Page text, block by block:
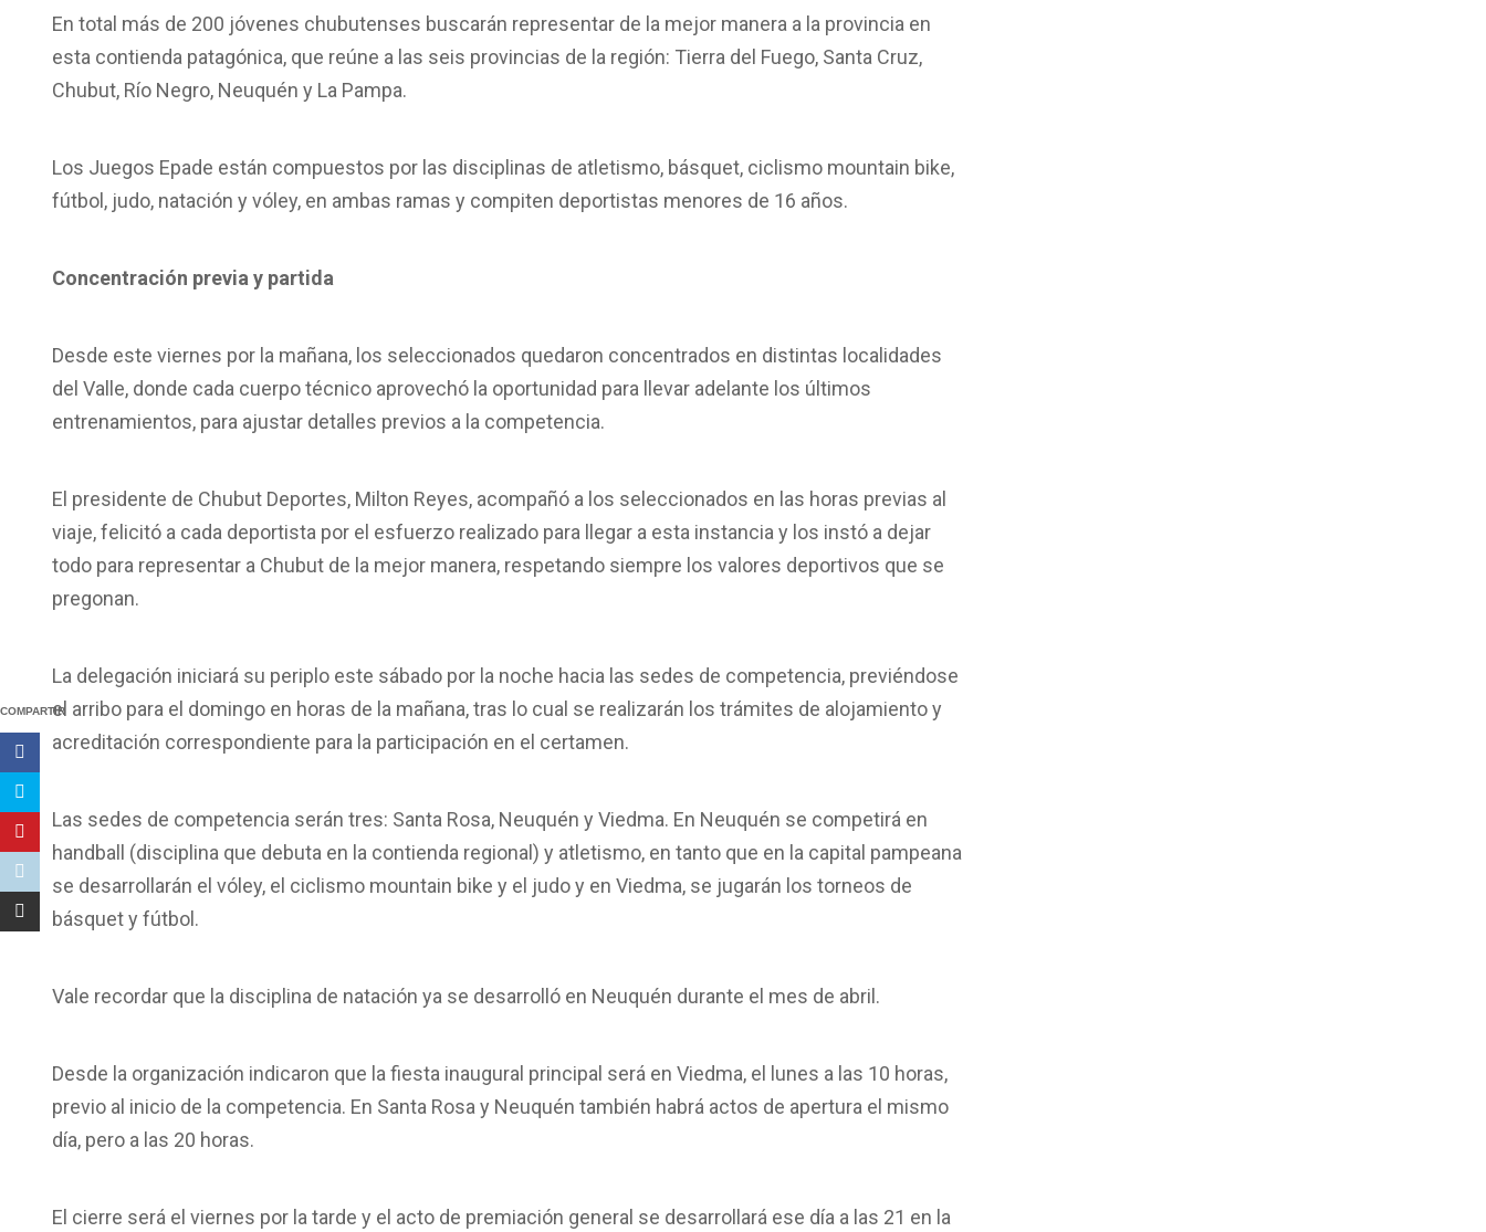
COMPARTIR
En total más de 200 jóvenes chubutenses buscarán representar de la mejor manera a la provincia en
esta contienda patagónica, que reúne a las seis provincias de la región: Tierra del Fuego, Santa Cruz,
Chubut, Río Negro, Neuquén y La Pampa.
Los Juegos Epade están compuestos por las disciplinas de atletismo, básquet, ciclismo mountain bike,
fútbol, judo, natación y vóley, en ambas ramas y compiten deportistas menores de 16 años.
Concentración previa y partida
Desde este viernes por la mañana, los seleccionados quedaron concentrados en distintas localidades
del Valle, donde cada cuerpo técnico aprovechó la oportunidad para llevar adelante los últimos
entrenamientos, para ajustar detalles previos a la competencia.
El presidente de Chubut Deportes, Milton Reyes, acompañó a los seleccionados en las horas previas al
viaje, felicitó a cada deportista por el esfuerzo realizado para llegar a esta instancia y los instó a dejar
todo para representar a Chubut de la mejor manera, respetando siempre los valores deportivos que se
pregonan.
La delegación iniciará su periplo este sábado por la noche hacia las sedes de competencia, previéndose
el arribo para el domingo en horas de la mañana, tras lo cual se realizarán los trámites de alojamiento y
acreditación correspondiente para la participación en el certamen.
Las sedes de competencia serán tres: Santa Rosa, Neuquén y Viedma. En Neuquén se competirá en
handball (disciplina que debuta en la contienda regional) y atletismo, en tanto que en la capital pampeana
se desarrollarán el vóley, el ciclismo mountain bike y el judo y en Viedma, se jugarán los torneos de
básquet y fútbol.
Vale recordar que la disciplina de natación ya se desarrolló en Neuquén durante el mes de abril.
Desde la organización indicaron que la fiesta inaugural principal será en Viedma, el lunes a las 10 horas,
previo al inicio de la competencia. En Santa Rosa y Neuquén también habrá actos de apertura el mismo
día, pero a las 20 horas.
El cierre será el viernes por la tarde y el acto de premiación general se desarrollará ese día a las 21 en la